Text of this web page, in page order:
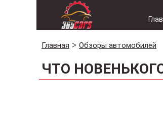
Главная Обзоры автомобилей
ЧТО НОВЕНЬКОГО